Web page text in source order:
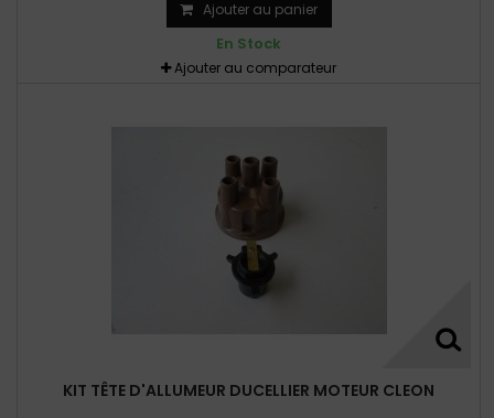
Ajouter au panier
En Stock
Ajouter au comparateur
KIT TÊTE D'ALLUMEUR DUCELLIER MOTEUR CLEON